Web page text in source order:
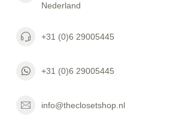
Nederland
+31 (0)6 29005445
+31 (0)6 29005445
info@theclosetshop.nl